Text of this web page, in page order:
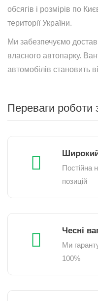
обсягів і розмірів по
території України.
Ми забезпечуємо
власного автопарку.
автомобілів становить
Переваги роботи
Постійна
позицій
Чесні
Ми
100%